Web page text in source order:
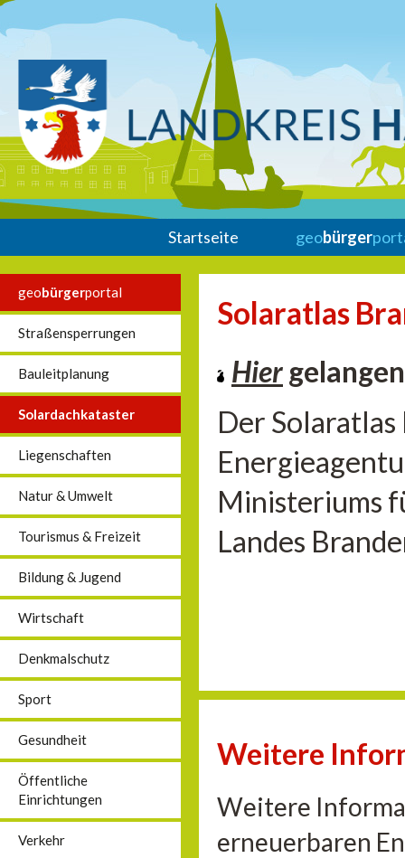
Startseite geobürger
geobürgerportal
Straßensperrungen
Bauleitplanung
Solardachkataster
Liegenschaften
Natur & Umwelt
Tourismus & Freizeit
Bildung & Jugend
Wirtschaft
Denkmalschutz
Sport
Gesundheit
Öffentliche
Einrichtungen
Verkehr
Solaratlas
Hier
Der
Ministeriums
Landes
Weitere
Weitere
erneuerbaren